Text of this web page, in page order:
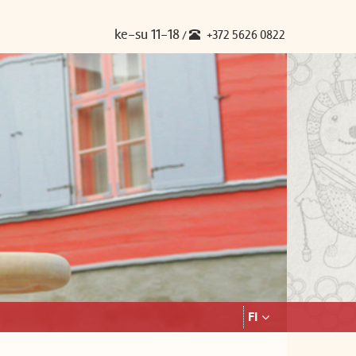
ke-su 11-18/ +372 5626 0822
FI